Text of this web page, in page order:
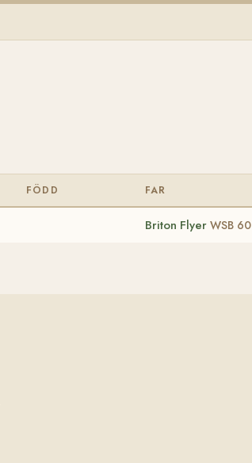
FÖDD FAR
Briton Flyer WSB 60